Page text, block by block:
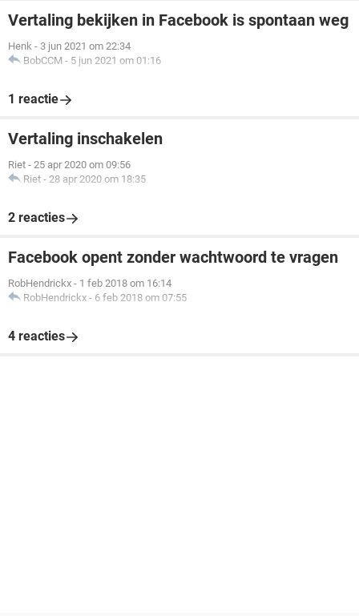
Vertaling bekijken in Facebook is spontaan weg
Henk - 3 jun 2021 om 22:34
BobCCM - 5 jun 2021 om 01:16
1 reactie
Vertaling inschakelen
Riet - 25 apr 2020 om 09:56
Riet - 28 apr 2020 om 18:35
2 reacties
Facebook opent zonder wachtwoord te vragen
RobHendrickx - 1 feb 2018 om 16:14
RobHendrickx - 6 feb 2018 om 07:55
4 reacties